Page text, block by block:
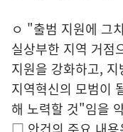
ㅇ "출범 지원에 그
실상부한 지역 거점
지원을 강화하고,
지역혁신의 모범이
해 노력할 것"임을